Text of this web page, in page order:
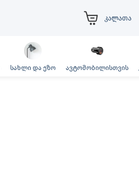
კალათა
სახლი და ეზო ავტომობილისთვის